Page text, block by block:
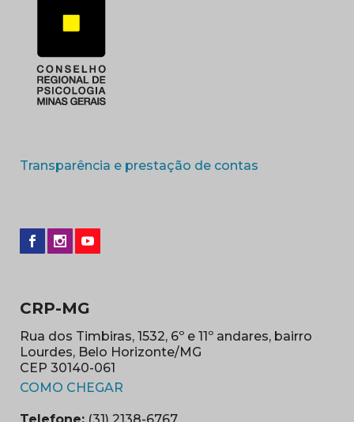
Transparência e prestação de contas
CRP-MG
Rua dos Timbiras, 1532, 6º e 11º andares, bairro
Lourdes, Belo Horizonte/MG
CEP 30140-061
COMO CHEGAR